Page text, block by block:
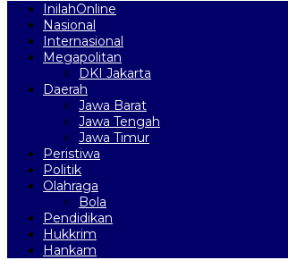
InilahOnline
Nasional
Internasional
Megapolitan
DKI Jakarta
Daerah
Jawa Barat
Jawa Tengah
Jawa Timur
Peristiwa
Politik
Olahraga
Bola
Pendidikan
Hukkrim
Hankam